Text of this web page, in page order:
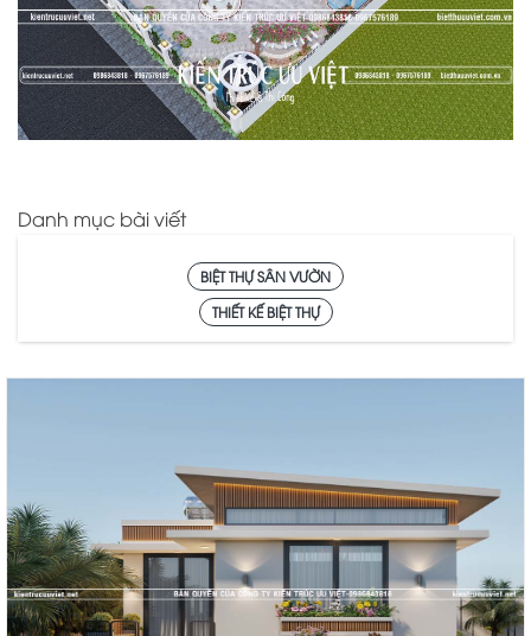
Danh mục bài viết
BIỆT THỰ SÂN VƯỜN
THIẾT KẾ BIỆT THỰ